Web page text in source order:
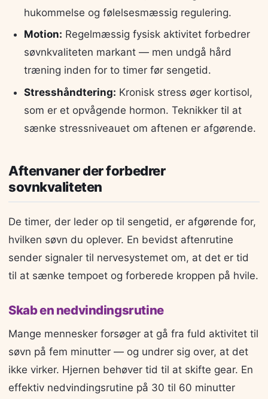
hukommelse og følelsesmæssig regulering.
Motion: Regelmæssig fysisk aktivitet forbedrer
søvnkvaliteten markant — men undgå hård
træning inden for to timer før sengetid.
Stresshåndtering: Kronisk stress øger kortisol,
som er et opvågende hormon. Teknikker til at
sænke stressniveauet om aftenen er afgørende.
Aftenvaner der forbedrer
sovnkvaliteten
De timer, der leder op til sengetid, er afgørende for,
hvilken søvn du oplever. En bevidst aftenrutine
sender signaler til nervesystemet om, at det er tid
til at sænke tempoet og forberede kroppen på hvile.
Skab en nedvindingsrutine
Mange mennesker forsøger at gå fra fuld aktivitet til
søvn på fem minutter — og undrer sig over, at det
ikke virker. Hjernen behøver tid til at skifte gear. En
effektiv nedvindingsrutine på 30 til 60 minutter